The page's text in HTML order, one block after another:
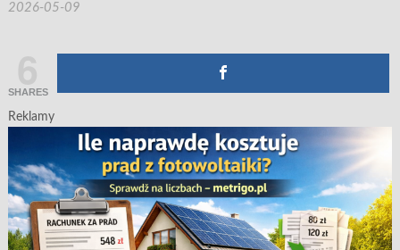
2026-05-09
SHARES
Reklamy